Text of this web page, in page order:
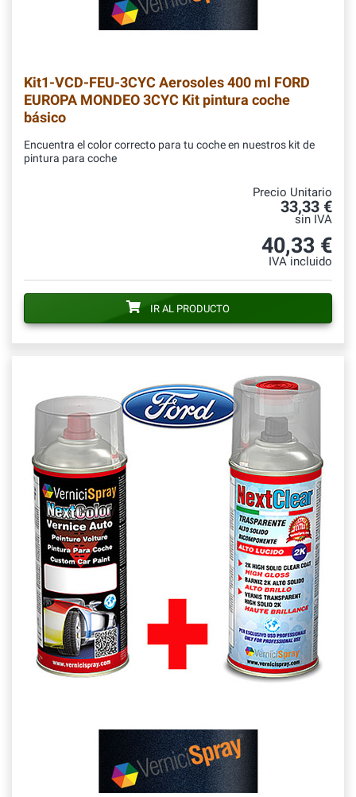
Kit1-VCD-FEU-3CYC Aerosoles 400 ml FORD
EUROPA MONDEO 3CYC Kit pintura coche
básico
Encuentra el color correcto para tu coche en nuestros kit de
pintura para coche
Precio Unitario
33,33 €
sin IVA
40,33 €
IVA incluido
IR AL PRODUCTO